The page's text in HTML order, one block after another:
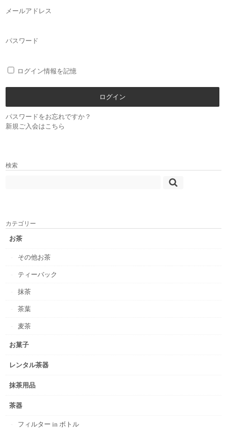
メールアドレス
パスワード
ログイン情報を記憶
パスワードをお忘れですか？
新規ご入会はこちら
検索
カテゴリー
お茶
その他お茶
ティーバック
抹茶
茶葉
麦茶
お菓子
レンタル茶器
抹茶用品
茶器
フィルター in ボトル